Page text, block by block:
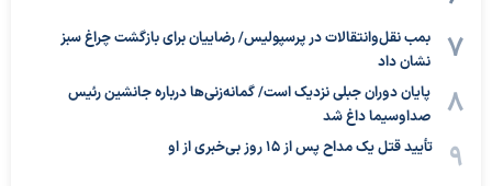
بمب نقل‌وانتقالات در پرسپولیس/ رضاییان برای بازگشت چراغ سبز
نشان داد
پایان دوران جبلی نزدیک است/ گمانه‌زنی‌ها درباره جانشین رئیس
صداوسیما داغ شد
تأیید قتل یک مداح پس از ۱۵ روز بی‌خبری از او